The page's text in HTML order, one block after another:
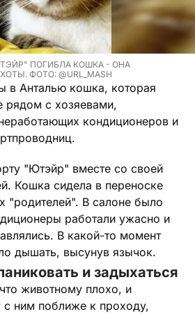
ПОГИБЛА КОШКА - ОНА
ФОТО: @URL_MASH
в Анталью кошка, которая
рядом с хозяевами,
кондиционеров и
"Ютэйр" вместе со своей
Кошка сидела в переноске
"родителей". В салоне было
работали ужасно и
В какой-то момент
дышать, высунув язычок.
и задыхаться
животному плохо, и
с ним поближе к проходу,